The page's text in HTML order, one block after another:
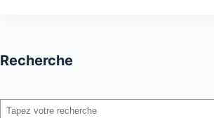
fait
de
Recherche
Rechercher